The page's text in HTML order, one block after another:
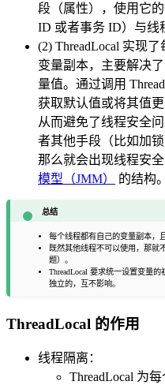
段（属性），使用它
ID 或者事务 ID）与线
(2) ThreadLocal 实现
变量副本，主要解决
量值。通过调用
获取默认值或将其值
从而避免了线程安全
者其他手段（比如加
那么就会出现线程安
模型（JMM）
的结构。
总结
每个线程都有自己的变量副本，
既然其他线程不可以使用，那就
题）。
ThreadLocal 要求统一设置变量
独立的，互不影响。
ThreadLocal 的作用
线程隔离：
ThreadLocal 为